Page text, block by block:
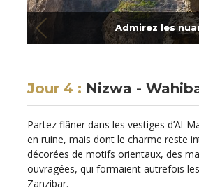
Admirez les
Jour 4 : Nizwa -
Partez flâner dans les vestiges d’Al-
en ruine, mais dont le charme reste
décorées de motifs orientaux, des
ouvragées, qui formaient autrefois
Zanzibar.